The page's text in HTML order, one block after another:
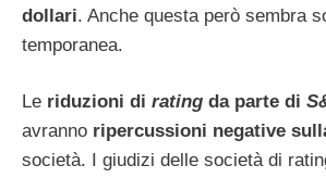
dollari. Anche questa però sembra
temporanea.
Le riduzioni di rating da parte di
avranno ripercussioni negative
società. I giudizi delle società di